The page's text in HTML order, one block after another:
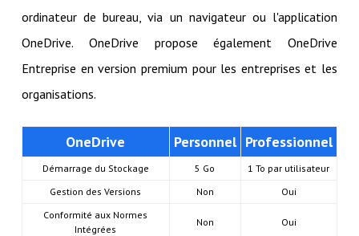
ordinateur de bureau, via un navigateur ou l'application
OneDrive. OneDrive propose également OneDrive
Entreprise en version premium pour les entreprises et les
organisations.
OneDrive Personnel Professionnel
Démarrage du Stockage 5 Go
1 To par utilisateur
Gestion des Versions
Non
Oui
Conformité aux Normes
Intégrées
Non Oui